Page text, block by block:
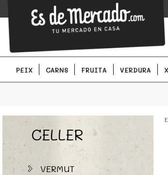
EsDeMercado.com
EsDeMercado.com te lleva a casa los mejores
Barcelona y de productores locales.
PEIX CARNS FRUITA VERDURA
CELLER
VERMUT